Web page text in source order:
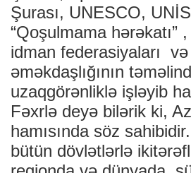
Şurası, UNESCO,
“Qoşulmama hərəkatı”
idman federasiyaları
əməkdaşlığının
uzaqgörənliklə işləyib
Fəxrlə deyə bilərik ki,
hamısında söz
bütün dövlətlərlə